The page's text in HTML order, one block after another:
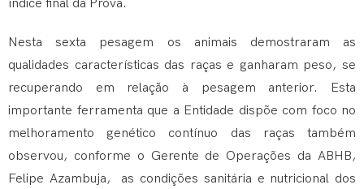
índice final da Prova.
Nesta sexta pesagem os animais demostraram as
qualidades características das raças e ganharam peso, se
recuperando em relação à pesagem anterior. Esta
importante ferramenta que a Entidade dispõe com foco no
melhoramento genético contínuo das raças também
observou, conforme o Gerente de Operações da ABHB,
Felipe Azambuja, as condições sanitária e nutricional dos